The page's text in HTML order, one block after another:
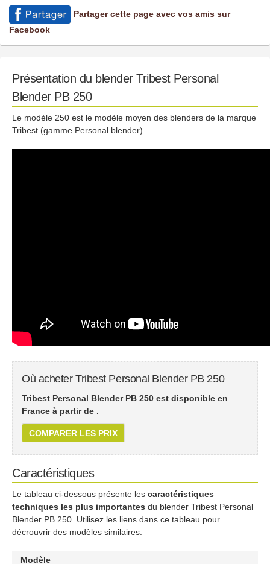
Partager cette page avec vos amis sur
Facebook
Présentation du blender Tribest Personal
Blender PB 250
Le modèle 250 est le modèle moyen des blenders de la marque
Tribest (gamme Personal blender).
Où acheter Tribest Personal Blender PB 250
Tribest Personal Blender PB 250 est disponible en
France à partir de .
COMPARER LES PRIX
Caractéristiques
Le tableau ci-dessous présente les caractéristiques
techniques les plus importantes du blender Tribest Personal
Blender PB 250. Utilisez les liens dans ce tableau pour
décrouvrir des modèles similaires.
Modèle